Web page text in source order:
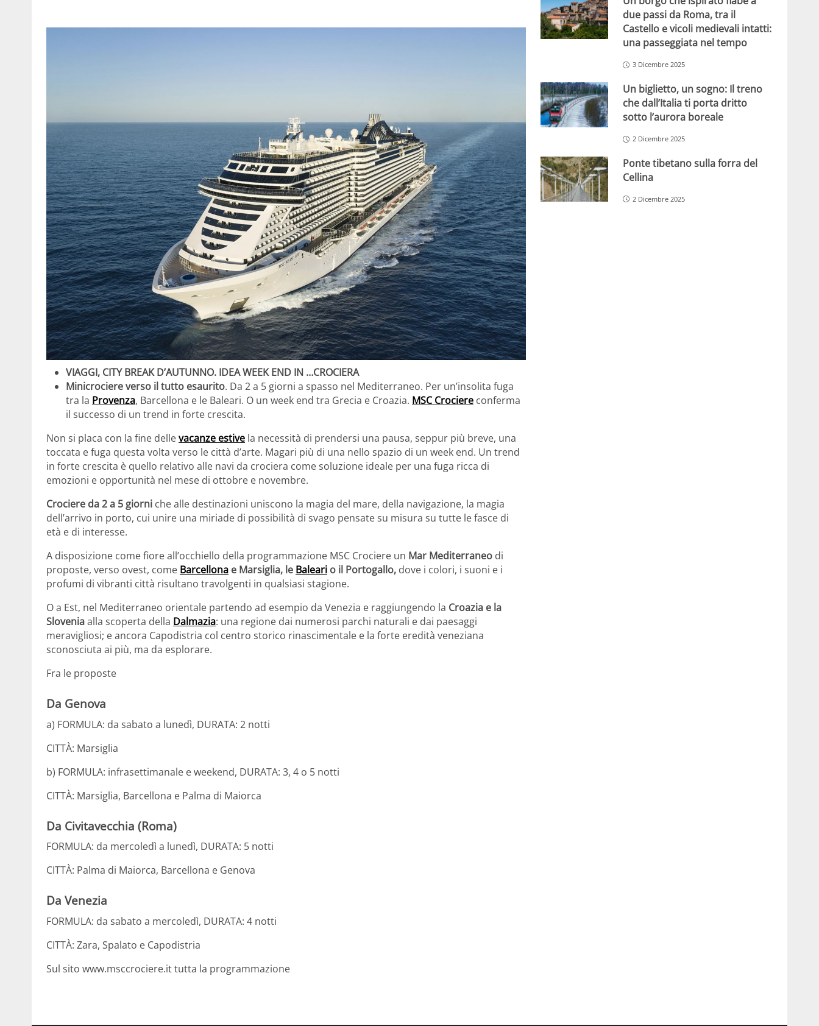
VIAGGI, CITY BREAK D’AUTUNNO. IDEA WEEK END IN …CROCIERA
Minicrociere verso il tutto esaurito. Da 2 a 5 giorni a spasso nel Mediterraneo. Per un’insolita fuga
tra la Provenza, Barcellona e le Baleari. O un week end tra Grecia e Croazia. MSC Crociere conferma
il successo di un trend in forte crescita.
Non si placa con la fine dellevacanze estive la necessità di prendersi una pausa, seppur più breve, una
toccata e fuga questa volta verso le città d’arte. Magari più di una nello spazio di un week end. Un trend
in forte crescita è quello relativo alle navi da crociera come soluzione ideale per una fuga ricca di
emozioni e opportunità nel mese di ottobre e novembre.
Crociere da 2 a 5 giorni che alle destinazioni uniscono la magia del mare, della navigazione, la magia
dell’arrivo in porto, cui unire una miriade di possibilità di svago pensate su misura su tutte le fasce di
età e di interesse.
A disposizione come fiore all’occhiello della programmazione MSC Crociere un Mar Mediterraneo di
proposte, verso ovest, come Barcellona e Marsiglia, le Baleari o il Portogallo, dove i colori, i suoni e i
profumi di vibranti città risultano travolgenti in qualsiasi stagione.
O a Est, nel Mediterraneo orientale partendo ad esempio da Venezia e raggiungendo la Croazia e la
Sloveniaalla scoperta della Dalmazia: una regione dai numerosi parchi naturali e dai paesaggi
meravigliosi; e ancora Capodistria col centro storico rinascimentale e la forte eredità veneziana
sconosciuta ai più, ma da esplorare.
Fra le proposte
Da Genova
a) FORMULA: da sabato a lunedì, DURATA: 2 notti
CITTÀ: Marsiglia
b) FORMULA: infrasettimanale e weekend, DURATA: 3, 4 o 5 notti
CITTÀ: Marsiglia, Barcellona e Palma di Maiorca
Da Civitavecchia (Roma)
FORMULA: da mercoledì a lunedì, DURATA: 5 notti
CITTÀ: Palma di Maiorca, Barcellona e Genova
Da Venezia
FORMULA: da sabato a mercoledì, DURATA: 4 notti
CITTÀ: Zara, Spalato e Capodistria
Sul sito www.msccrociere.it tutta la programmazione
due passi da Roma, tra il
Castello e vicoli medievali intatti:
una passeggiata nel tempo
3 Dicembre 2025
Un biglietto, un sogno: Il treno
che dall’Italia ti porta dritto
sotto l’aurora boreale
2 Dicembre 2025
Ponte tibetano sulla forra del
Cellina
2 Dicembre 2025